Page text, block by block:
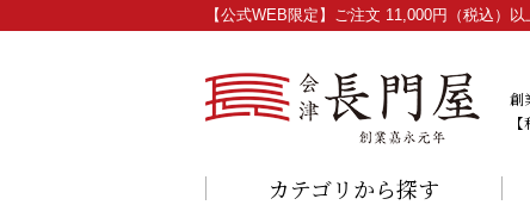
【公式WEB限定】ご注文 11,000円（税込）
創
カテゴリから探す